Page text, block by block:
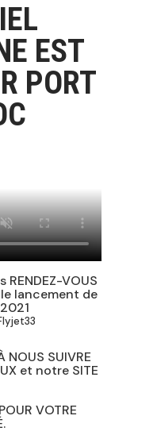
EST
PORT
VOUS
le lancement de
NOUS SUIVRE
et notre SITE
VOTRE